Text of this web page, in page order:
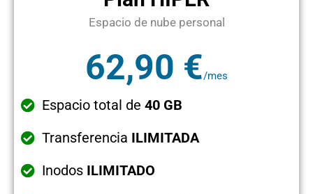
Espacio de nube personal
62,90 €/mes
Espacio total de 40 GB
Transferencia ILIMITADA
Inodos ILIMITADO